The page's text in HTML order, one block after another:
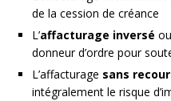
de la cession de créance
L’affacturage inversé ou
donneur d’ordre pour
L’affacturage sans
intégralement le risque